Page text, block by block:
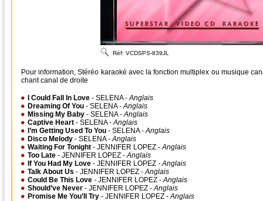
Réf: VCDSPS-839JL
Pour information, Stéréo karaoké avec la fonction multiplex ou musique
chant canal de droite
I Could Fall In Love - SELENA -Anglais
Dreaming Of You - SELENA -Anglais
Missing My Baby - SELENA -Anglais
Captive Heart - SELENA -Anglais
I’m Getting Used To You - SELENA -Anglais
Disco Melody - SELENA -Anglais
Waiting For Tonight - JENNIFER LOPEZ -Anglais
Too Late - JENNIFER LOPEZ -Anglais
If You Had My Love - JENNIFER LOPEZ -Anglais
Talk About Us - JENNIFER LOPEZ -Anglais
Could Be This Love - JENNIFER LOPEZ -Anglais
Should’ve Never - JENNIFER LOPEZ -Anglais
Promise Me You’ll Try - JENNIFER LOPEZ -Anglais